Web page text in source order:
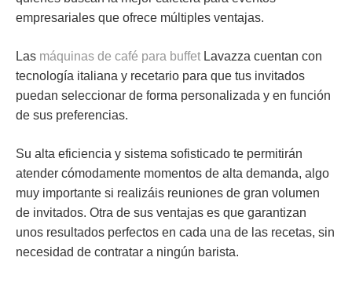
empresariales que ofrece múltiples ventajas.
Las máquinas de café para buffet Lavazza cuentan con
tecnología italiana y recetario para que tus invitados
puedan seleccionar de forma personalizada y en función
de sus preferencias.
Su alta eficiencia y sistema sofisticado te permitirán
atender cómodamente momentos de alta demanda, algo
muy importante si realizáis reuniones de gran volumen
de invitados. Otra de sus ventajas es que garantizan
unos resultados perfectos en cada una de las recetas, sin
necesidad de contratar a ningún barista.